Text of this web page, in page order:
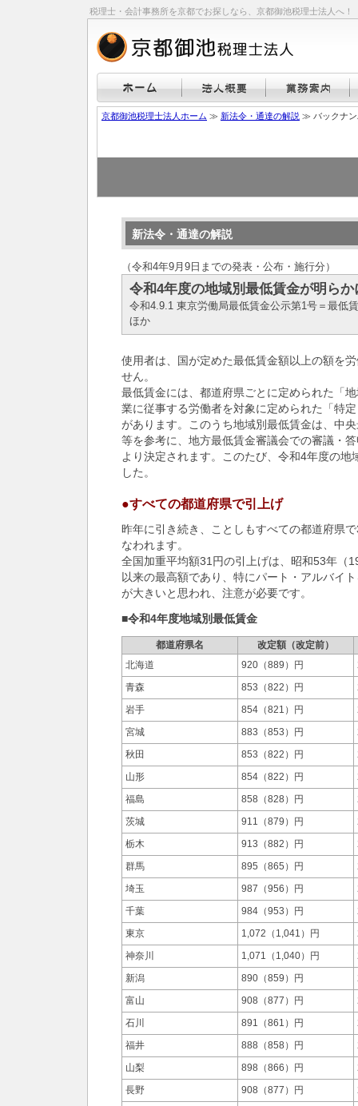
税理士・会計事務所を京都でお探しなら、京都御池税理士法人へ！
京都御池税理士法人ホーム ≫ 新法令・通達の解説 ≫ バックナン
新法令・通達の解説
（令和4年9月9日までの発表・公布・施行分）
令和4年度の地域別最低賃金が明らか
令和4.9.1 東京労働局最低賃金公示第1号＝最
ほか
使用者は、国が定めた最低賃金額以上の額を
せん。
最低賃金には、都道府県ごとに定められた「
業に従事する労働者を対象に定められた「特
があります。このうち地域別最低賃金は、中
等を参考に、地方最低賃金審議会での審議・
より決定されます。このたび、令和4年度の地
した。
●すべての都道府県で引上げ
昨年に引き続き、ことしもすべての都道府県
なわれます。
全国加重平均額31円の引上げは、昭和53年（
以来の最高額であり、特にパート・アルバイ
が大きいと思われ、注意が必要です。
■令和4年度地域別最低賃金
都道府県名
改定額（改定前）
北海道
920（889）円
青森
853（822）円
岩手
854（821）円
宮城
883（853）円
秋田
853（822）円
山形
854（822）円
福島
858（828）円
茨城
911（879）円
栃木
913（882）円
群馬
895（865）円
埼玉
987（956）円
千葉
984（953）円
東京
1,072（1,041）円
神奈川
1,071（1,040）円
新潟
890（859）円
富山
908（877）円
石川
891（861）円
福井
888（858）円
山梨
898（866）円
長野
908（877）円